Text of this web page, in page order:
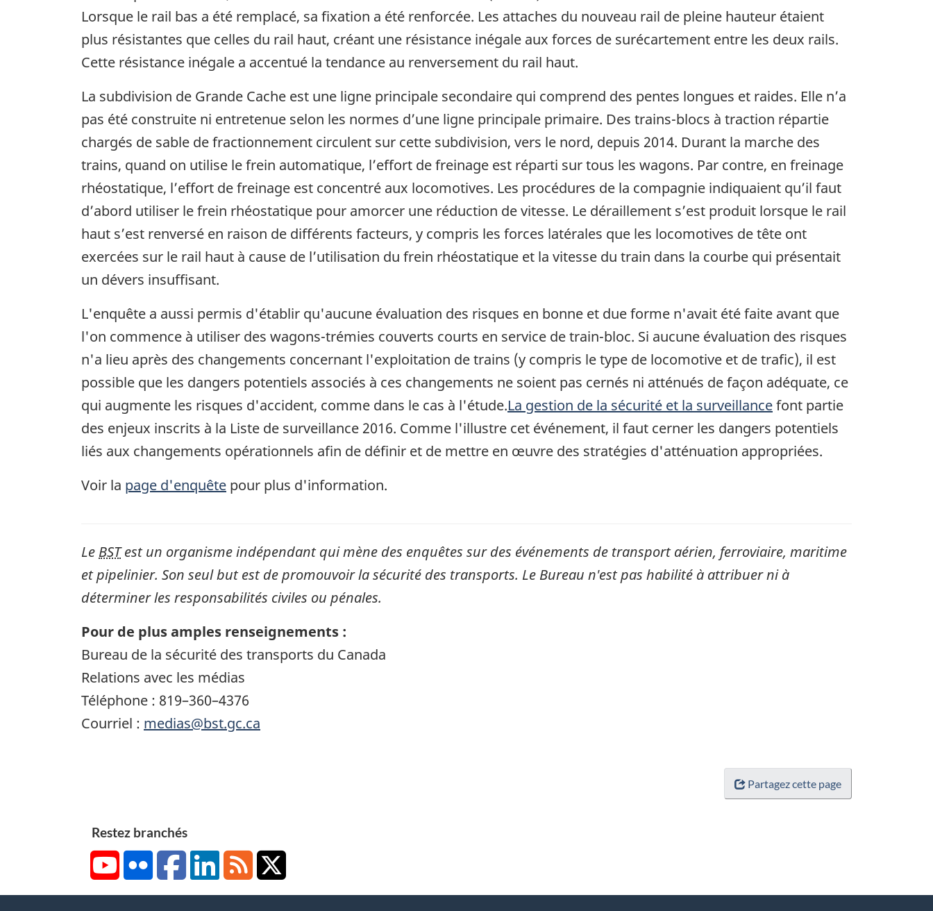
Lorsque le rail bas a été remplacé, sa fixation a été renforcée. Les attaches du nouveau rail de pleine hauteur étaient
plus résistantes que celles du rail haut, créant une résistance inégale aux forces de surécartement entre les deux rails.
Cette résistance inégale a accentué la tendance au renversement du rail haut.
La subdivision de Grande Cache est une ligne principale secondaire qui comprend des pentes longues et raides. Elle n’a
pas été construite ni entretenue selon les normes d’une ligne principale primaire. Des trains-blocs à traction répartie
chargés de sable de fractionnement circulent sur cette subdivision, vers le nord, depuis 2014. Durant la marche des
trains, quand on utilise le frein automatique, l’effort de freinage est réparti sur tous les wagons. Par contre, en freinage
rhéostatique, l’effort de freinage est concentré aux locomotives. Les procédures de la compagnie indiquaient qu’il faut
d’abord utiliser le frein rhéostatique pour amorcer une réduction de vitesse. Le déraillement s’est produit lorsque le rail
haut s’est renversé en raison de différents facteurs, y compris les forces latérales que les locomotives de tête ont
exercées sur le rail haut à cause de l’utilisation du frein rhéostatique et la vitesse du train dans la courbe qui présentait
un dévers insuffisant.
L'enquête a aussi permis d'établir qu'aucune évaluation des risques en bonne et due forme n'avait été faite avant que
l'on commence à utiliser des wagons-trémies couverts courts en service de train-bloc. Si aucune évaluation des risques
n'a lieu après des changements concernant l'exploitation de trains (y compris le type de locomotive et de trafic), il est
possible que les dangers potentiels associés à ces changements ne soient pas cernés ni atténués de façon adéquate, ce
qui augmente les risques d'accident, comme dans le cas à l'étude.La gestion de la sécurité et la surveillancefont partie
des enjeux inscrits à la Liste de surveillance 2016. Comme l'illustre cet événement, il faut cerner les dangers potentiels
liés aux changements opérationnels afin de définir et de mettre en œuvre des stratégies d'atténuation appropriées.
Voir la page d'enquête pour plus d'information.
Le BSTest un organisme indépendant qui mène des enquêtes sur des événements de transport aérien, ferroviaire, maritime
et pipelinier. Son seul but est de promouvoir la sécurité des transports. Le Bureau n'est pas habilité à attribuer ni à
déterminer les responsabilités civiles ou pénales.
Pour de plus amples renseignements :
Bureau de la sécurité des transports du Canada
Relations avec les médias
Téléphone : 819–360–4376
Courriel : medias@bst.gc.ca
Partagez cette page
Restez branchés
YouTubeFlickr FacebookLinkedInRSS